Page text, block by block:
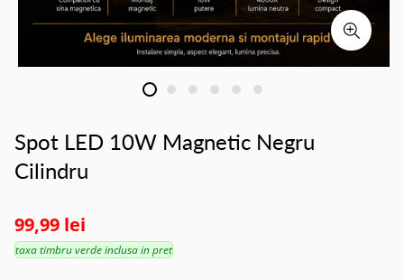
Spot LED 10W Magnetic Negru
Cilindru
99,99 lei
taxa timbru verde inclusa in pret